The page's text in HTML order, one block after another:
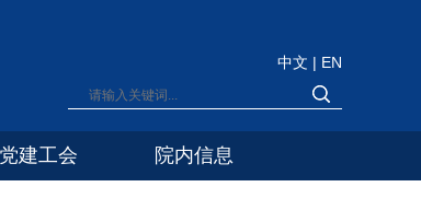
中文 | EN
党建工会 院内信息